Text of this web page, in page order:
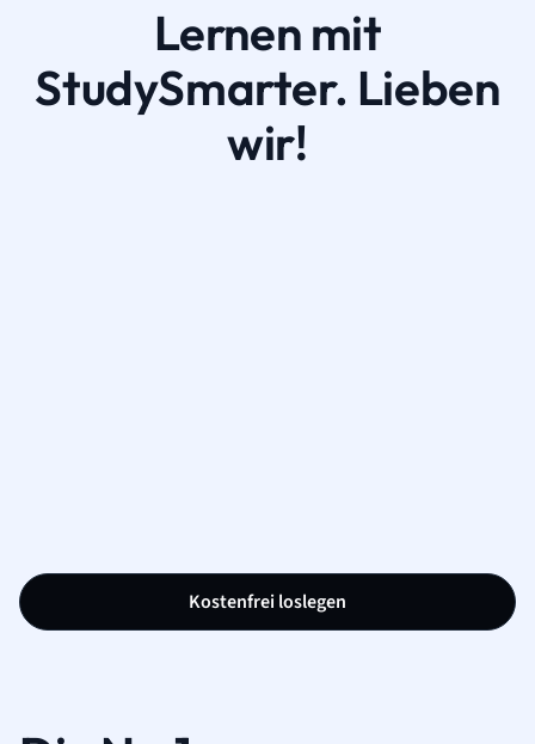
Lernen mit
StudySmarter. Lieben
wir!
Kostenfrei loslegen